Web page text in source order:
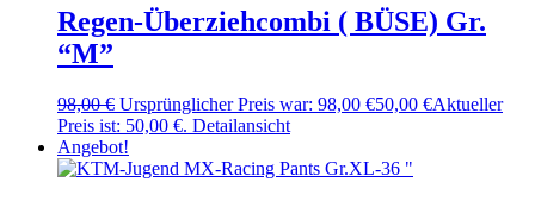
Regen-Überziehcombi ( BÜSE) Gr.
“M”
98,00€ Ursprünglicher Preis war: 98,00 €50,00 €Aktueller
Preis ist: 50,00 €. Detailansicht
Angebot!